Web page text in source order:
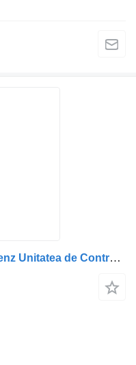
Unitate de control Mercedes-Benz Unitatea de Control FMR Mercedes-Benz 24V A0004463802 pentru camion VDO Elektronik FMR 24 V